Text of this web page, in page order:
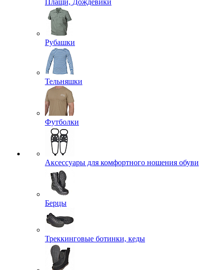
Комплекты белья
Майки
Носки
Трусы
Термобелье
+ ЕЩЕ 2
Аксессуары для одежды
Аксельбанты
Арафатки
Галстуки и косынки
Кашне и шарфы
Перчатки и варежки
Ремни
Подтяжки
Филиграни и ленты
Джемперы, Толстовки